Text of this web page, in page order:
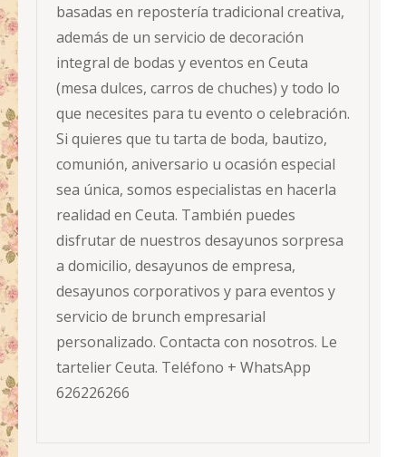
basadas en repostería tradicional creativa,
además de un servicio de decoración
integral de bodas y eventos en Ceuta
(mesa dulces, carros de chuches) y todo lo
que necesites para tu evento o celebración.
Si quieres que tu tarta de boda, bautizo,
comunión, aniversario u ocasión especial
sea única, somos especialistas en hacerla
realidad en Ceuta. También puedes
disfrutar de nuestros desayunos sorpresa
a domicilio, desayunos de empresa,
desayunos corporativos y para eventos y
servicio de brunch empresarial
personalizado. Contacta con nosotros. Le
tartelier Ceuta. Teléfono + WhatsApp
626226266